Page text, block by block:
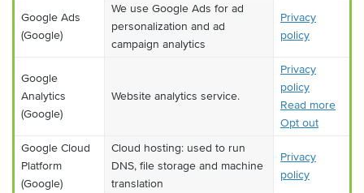
Google Ads
(Google)
We use Google Ads for ad
personalization and ad
campaign analytics
Privacy
policy
Google
Analytics
(Google)
Website analytics service.
Privacy
policy
Read more
Opt out
Google Cloud
Platform
(Google)
Cloud hosting: used to run
DNS, file storage and machine
translation
Privacy
policy